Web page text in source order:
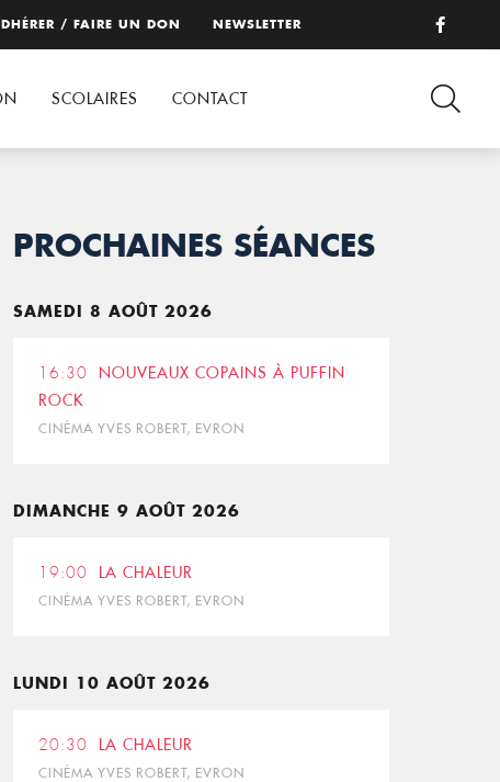
/ FAIRE UN DON NEWSLETTER
SCOLAIRES CONTACT
PROCHAINES SÉANCES
SAMEDI 8 AOÛT 2026
16:30
NOUVEAUX COPAINS À PUFFIN
ROCK
CINÉMA YVES ROBERT, EVRON
DIMANCHE 9 AOÛT 2026
19:00 LA CHALEUR
CINÉMA YVES ROBERT, EVRON
LUNDI 10 AOÛT 2026
20:30 LA CHALEUR
CINÉMA YVES ROBERT, EVRON